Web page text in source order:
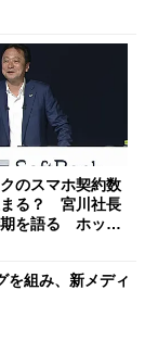
のスマホ契約数
まる？ 宮川社長
を語る ホッピ
を組み、新メディ